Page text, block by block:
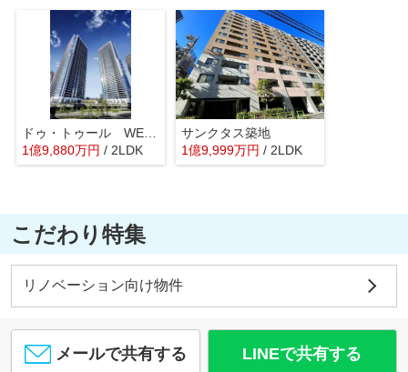
ドゥ・トゥール WEST
1億9,880万円 / 2LDK
サンクタス築地
1億9,999万円 / 2LDK
こだわり特集
リノベーション向け物件
メールで共有する LINEで共有する